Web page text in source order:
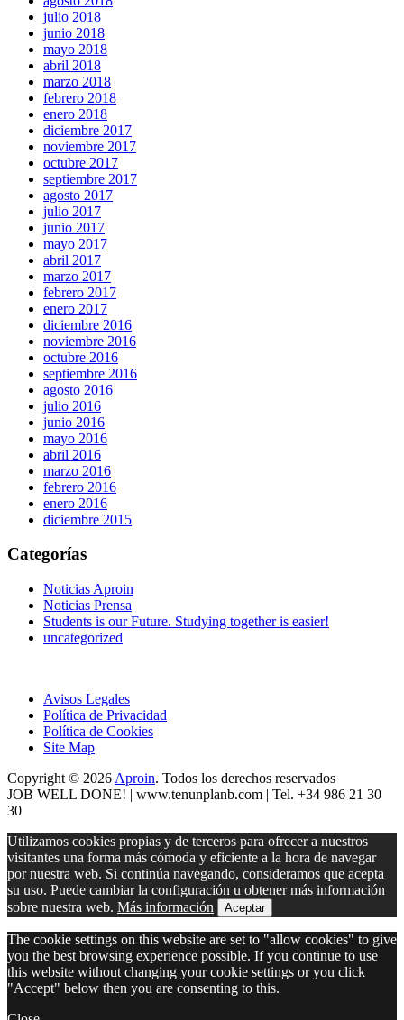
julio 2018
junio 2018
mayo 2018
abril 2018
marzo 2018
febrero 2018
enero 2018
diciembre 2017
noviembre 2017
octubre 2017
septiembre 2017
agosto 2017
julio 2017
junio 2017
mayo 2017
abril 2017
marzo 2017
febrero 2017
enero 2017
diciembre 2016
noviembre 2016
octubre 2016
septiembre 2016
agosto 2016
julio 2016
junio 2016
mayo 2016
abril 2016
marzo 2016
febrero 2016
enero 2016
diciembre 2015
Categorías
Noticias Aproin
Noticias Prensa
Students is our Future. Studying together is easier!
uncategorized
Avisos Legales
Política de Privacidad
Política de Cookies
Site Map
Copyright © 2026 Aproin. Todos los derechos reservados
JOB WELL DONE! | www.tenunplanb.com | Tel. +34 986 21 30
30
Utilizamos cookies propias y de terceros para ofrecer a nuestros
visitantes una forma más cómoda y eficiente a la hora de navegar
por nuestra web. Si continúa navegando, consideramos que acepta
su uso. Puede cambiar la configuración u obtener más información
sobre nuestra web. Más información Aceptar
The cookie settings on this website are set to "allow cookies" to give
you the best browsing experience possible. If you continue to use
this website without changing your cookie settings or you click
"Accept" below then you are consenting to this.